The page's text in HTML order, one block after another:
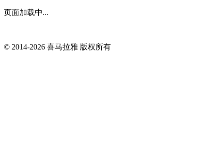
页面加载中...
© 2014-2026 喜马拉雅 版权所有